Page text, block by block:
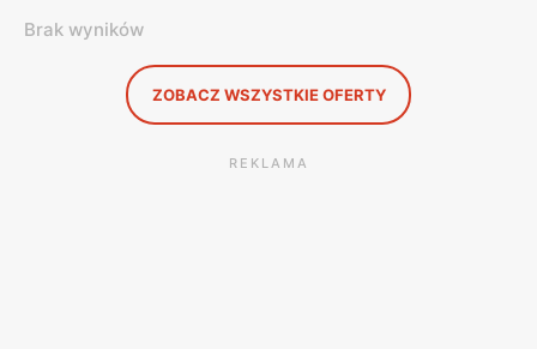
Brak wyników
ZOBACZ WSZYSTKIE OFERTY
REKLAMA